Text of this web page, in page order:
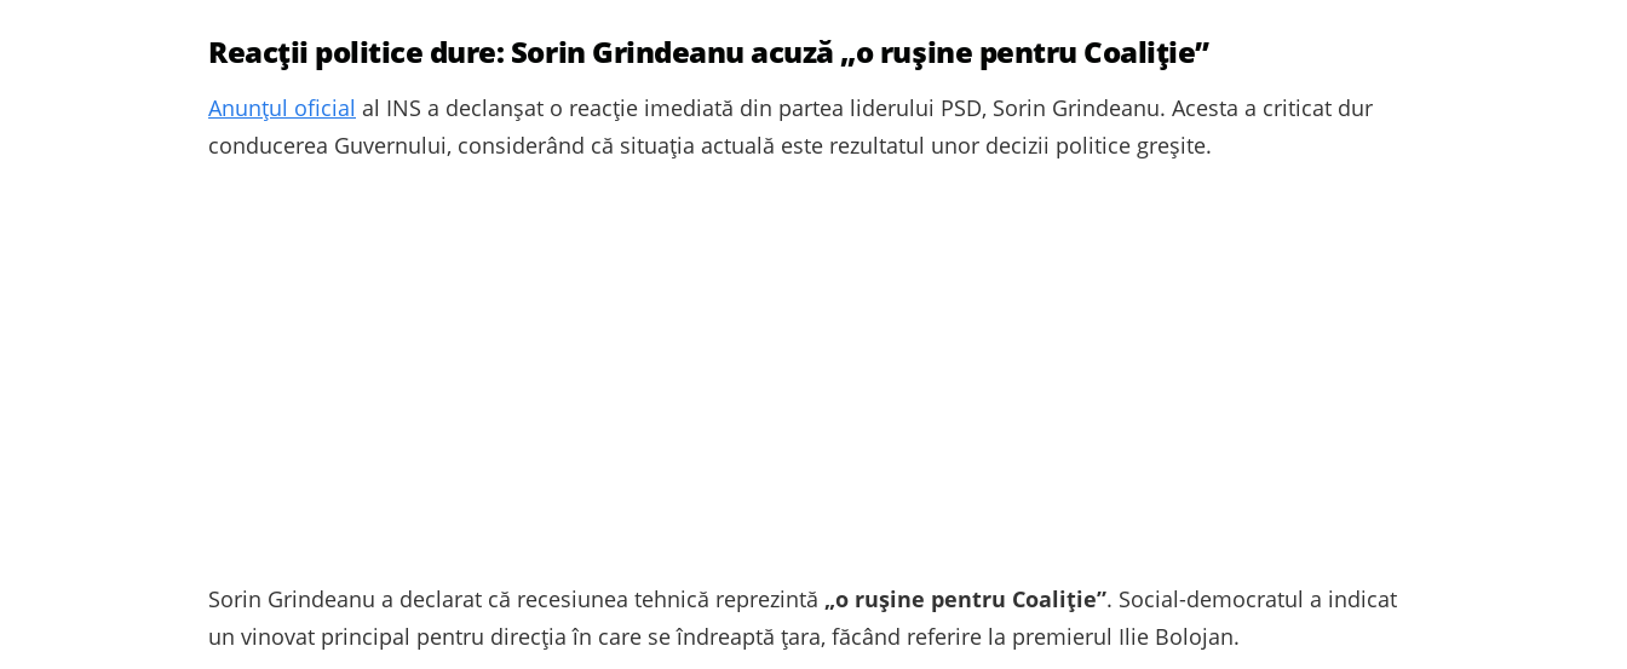
Reacții politice dure: Sorin Grindeanu acuză „o rușine pentru Coaliție”
Anunțul oficial al INS a declanșat o reacție imediată din partea liderului PSD, Sorin Grindeanu. Acesta a criticat dur
conducerea Guvernului, considerând că situația actuală este rezultatul unor decizii politice greșite.
Sorin Grindeanu a declarat că recesiunea tehnică reprezintă „o rușine pentru Coaliție”. Social-democratul a indicat
un vinovat principal pentru direcția în care se îndreaptă țara, făcând referire la premierul Ilie Bolojan.